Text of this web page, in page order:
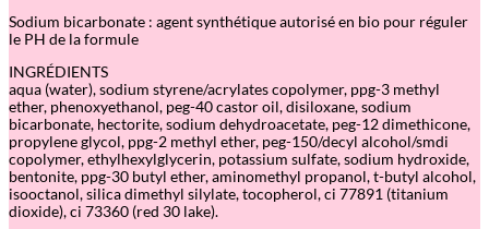
Sodium bicarbonate : agent synthétique autorisé en bio pour réguler
le PH de la formule
INGRÉDIENTS
aqua (water), sodium styrene/acrylates copolymer, ppg-3 methyl
ether, phenoxyethanol, peg-40 castor oil, disiloxane, sodium
bicarbonate, hectorite, sodium dehydroacetate, peg-12 dimethicone,
propylene glycol, ppg-2 methyl ether, peg-150/decyl alcohol/smdi
copolymer, ethylhexylglycerin, potassium sulfate, sodium hydroxide,
bentonite, ppg-30 butyl ether, aminomethyl propanol, t-butyl alcohol,
isooctanol, silica dimethyl silylate, tocopherol, ci 77891 (titanium
dioxide), ci 73360 (red 30 lake).